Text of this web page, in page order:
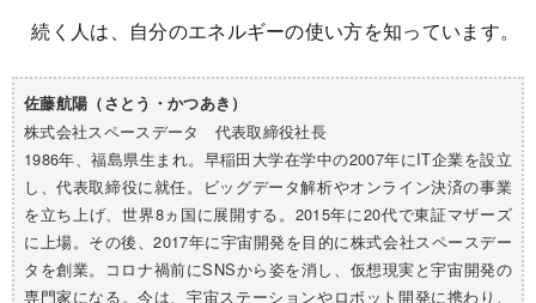
続く人は、自分のエネルギーの使い方を知っています。
佐藤航陽（さとう・かつあき）
株式会社スペースデータ 代表取締役社長
1986年、福島県生まれ。早稲田大学在学中の2007年にIT企業を設立
し、代表取締役に就任。ビッグデータ解析やオンライン決済の事業
を立ち上げ、世界8ヵ国に展開する。2015年に20代で東証マザーズ
に上場。その後、2017年に宇宙開発を目的に株式会社スペースデー
タを創業。コロナ禍前にSNSから姿を消し、仮想現実と宇宙開発の
専門家になる。今は、宇宙ステーションやロボット開発に携わり、